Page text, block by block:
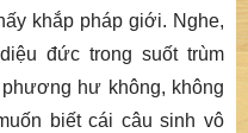
khắp pháp giới. Nghe,
đức trong suốt trùm
hư không, không
biết cái câu sinh vô